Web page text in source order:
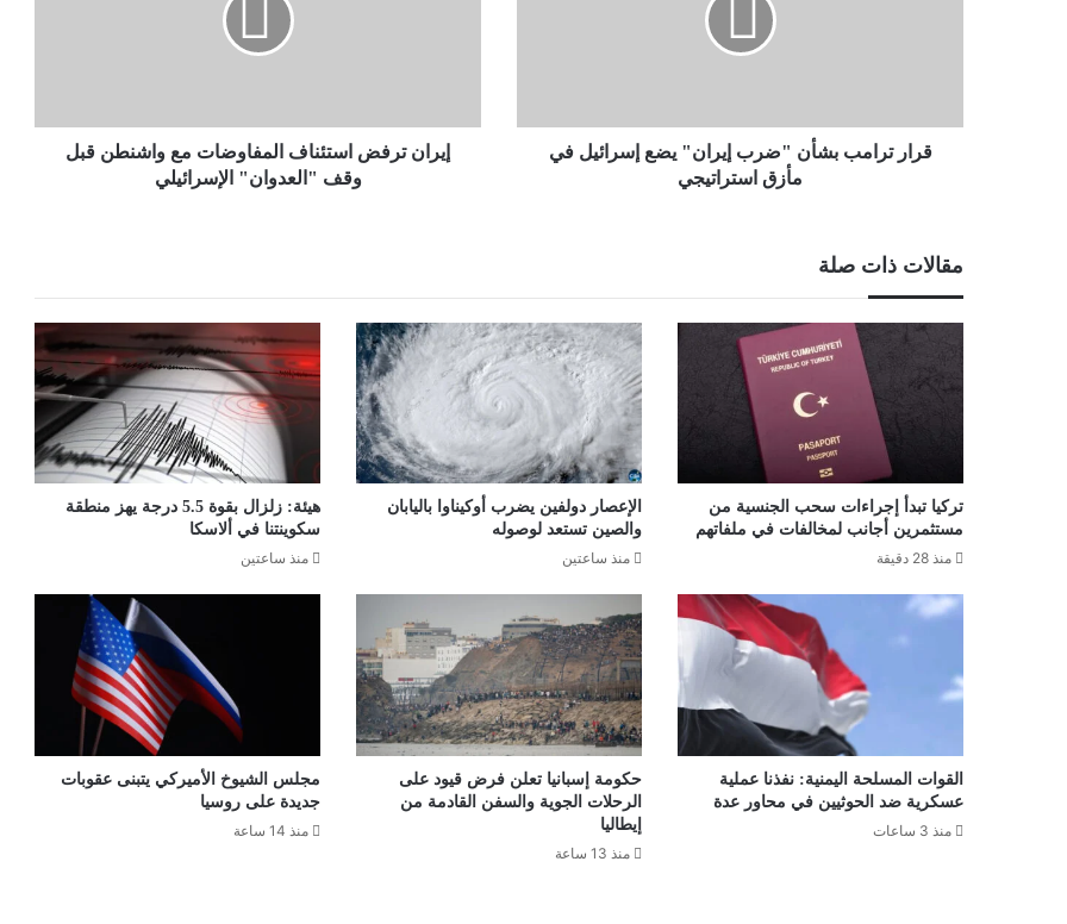
مأزق
استراتيجيقرار ترامب بشأن "ضرب إيران" يضع إسرائيل في
مأزق استراتيجي
"العدوان"
الإسرائيليإيران ترفض استئناف المفاوضات مع واشنطن قبل
وقف "العدوان" الإسرائيلي
مقالات ذات صلة
تركيا تبدأ إجراءات سحب الجنسية من
مستثمرين أجانب لمخالفات في ملفاتهم
منذ 28 دقيقة
الإعصار دولفين يضرب أوكيناوا باليابان
والصين تستعد لوصوله
منذ ساعتين
هيئة: زلزال بقوة 5.5 درجة يهز منطقة
سكوينتنا في ألاسكا
منذ ساعتين
القوات المسلحة اليمنية: نفذنا عملية
عسكرية ضد الحوثيين في محاور عدة
منذ 3 ساعات
حكومة إسبانيا تعلن فرض قيود على
الرحلات الجوية والسفن القادمة من
إيطاليا
منذ 13 ساعة
مجلس الشيوخ الأميركي يتبنى عقوبات
جديدة على روسيا
منذ 14 ساعة